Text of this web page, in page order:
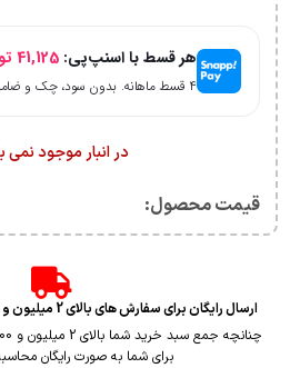
هر قسط با اسنپ‌پی: 41,125
۴ قسط ماهانه. بدون سود، چک و ضامن.
در انبار موجود نمی
قیمت محصول:​
ارسال رایگان برای سفارش های بالای 2 میلیون و 500 هزار تومان(غیر حجمی)
برای شما به صورت رایگان